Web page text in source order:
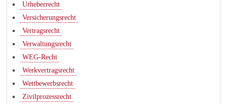
Urheberrecht
Versicherungsrecht
Vertragsrecht
Verwaltungsrecht
WEG-Recht
Werkvertragsrecht
Wettbewerbsrecht
Zivilprozessrecht